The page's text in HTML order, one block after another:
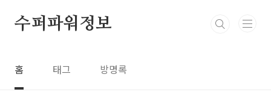
수퍼파워정보
홈 태그 방명록